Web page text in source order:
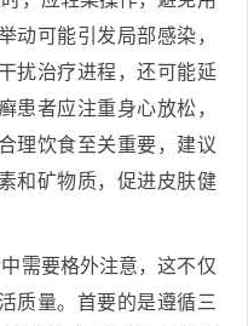
动可能引发局部感染，
扰治疗进程，还可能延
患者应注重身心放松，
理饮食至关重要，建议
和矿物质，促进皮肤健
需要格外注意，这不仅
质量。首要的是遵循三